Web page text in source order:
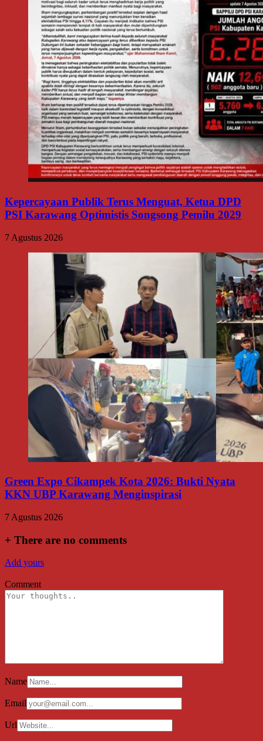
Kepercayaan Publik Terus Menguat, Ketua DPD
PSI Karawang Optimistis Songsong Pemilu 2029
7 Agustus 2026
Green Expo Cikampek Kota 2026: Bukti Nyata
KKN UBP Karawang Menginspirasi
7 Agustus 2026
+ There are no comments
Add yours
Comment
Name
Email
Url